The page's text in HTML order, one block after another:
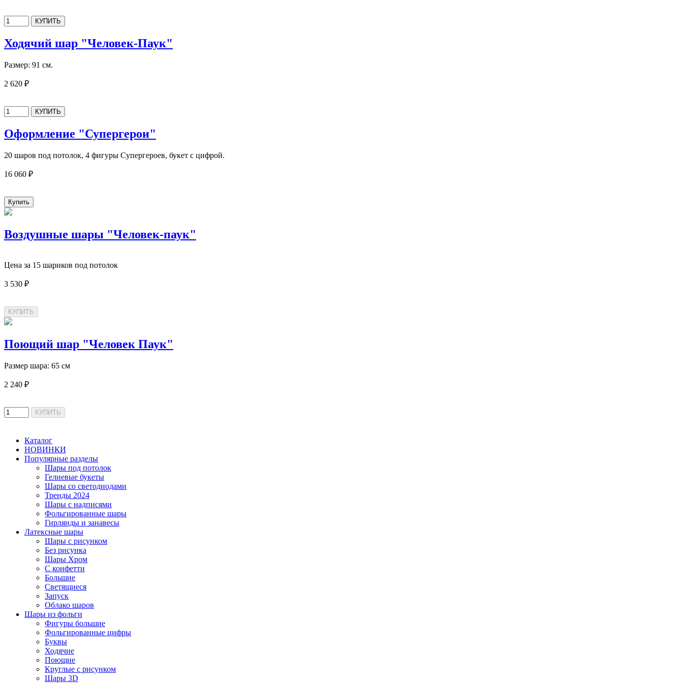
Ходячий шар "Человек-Паук"
Размер: 91 см.
2 620 ₽
Оформление "Супергерои"
20 шаров под потолок, 4 фигуры Супергероев, букет с цифрой.
16 060 ₽
Воздушные шары "Человек-паук"
Цена за 15 шариков под потолок
3 530 ₽
Поющий шар "Человек Паук"
Размер шара: 65 см
2 240 ₽
Каталог
НОВИНКИ
Популярные разделы
Шары под потолок
Гелиевые букеты
Шары со светодиодами
Тренды 2024
Шары с надписями
Фольгированные шары
Гирлянды и занавесы
Латексные шары
Шары с рисунком
Без рисунка
Шары Хром
C конфетти
Большие
Светящиеся
Запуск
Облако шаров
Шары из фольги
Фигуры большие
Фольгированные цифры
Буквы
Ходячие
Поющие
Круглые с рисунком
Шары 3D